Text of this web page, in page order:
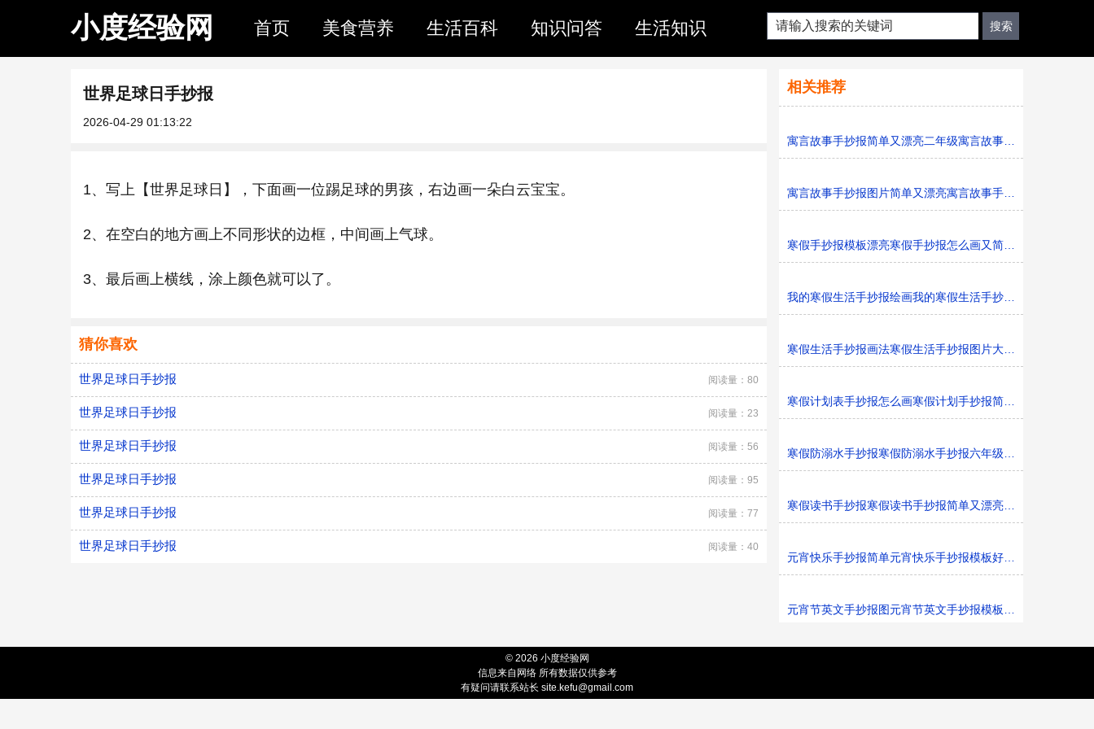
小度经验网 首页 美食营养 生活百科 知识问答 生活知识
世界足球日手抄报
2026-04-29 01:13:22
1、写上【世界足球日】，下面画一位踢足球的男孩，右边画一朵白云宝宝。
2、在空白的地方画上不同形状的边框，中间画上气球。
3、最后画上横线，涂上颜色就可以了。
猜你喜欢
世界足球日手抄报 阅读量：80
世界足球日手抄报 阅读量：23
世界足球日手抄报 阅读量：56
世界足球日手抄报 阅读量：95
世界足球日手抄报 阅读量：77
世界足球日手抄报 阅读量：40
相关推荐
寓言故事手抄报简单又漂亮二年级寓言故事手抄报图片模板
寓言故事手抄报图片简单又漂亮寓言故事手抄报模板打印版
寒假手抄报模板漂亮寒假手抄报怎么画又简单又好看
我的寒假生活手抄报绘画我的寒假生活手抄报简单又好看黑
寒假生活手抄报画法寒假生活手抄报图片大全黑白线稿
寒假计划表手抄报怎么画寒假计划手抄报简单又漂亮黑白线稿
寒假防溺水手抄报寒假防溺水手抄报六年级黑白线稿
寒假读书手抄报寒假读书手抄报简单又漂亮黑白线稿
元宵快乐手抄报简单元宵快乐手抄报模板好看黑白线稿
元宵节英文手抄报图元宵节英文手抄报模板黑白线稿
© 2026 小度经验网
信息来自网络 所有数据仅供参考
有疑问请联系站长 site.kefu@gmail.com